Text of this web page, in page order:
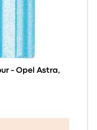
- Opel Astra,